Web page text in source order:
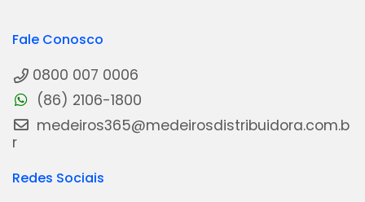
Fale Conosco
0800 007 0006
(86) 2106-1800
medeiros365@medeirosdistribuidora.com.b
r
Redes Sociais